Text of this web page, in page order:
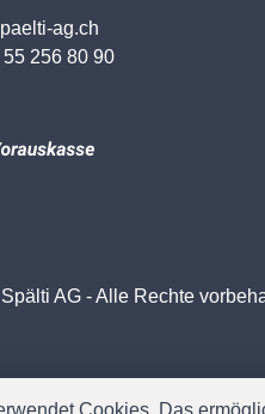
ag.ch
256 80 90
AG - Alle Rechte
Cookies. Das